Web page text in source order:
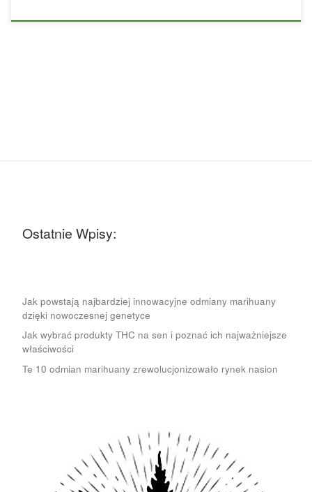
Ostatnie Wpisy:
Jak powstają najbardziej innowacyjne odmiany marihuany
dzięki nowoczesnej genetyce
Jak wybrać produkty THC na sen i poznać ich najważniejsze
właściwości
Te 10 odmian marihuany zrewolucjonizowało rynek nasion